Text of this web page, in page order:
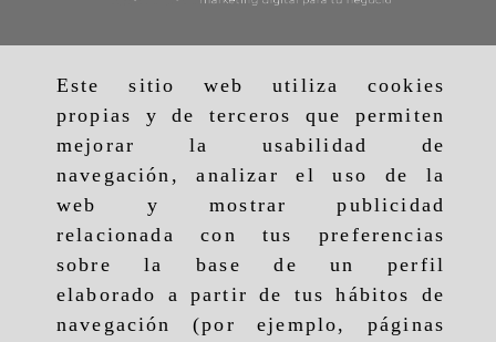
Este sitio web utiliza cookies
propias y de terceros que permiten
mejorar la usabilidad de
navegación, analizar el uso de la
web y mostrar publicidad
relacionada con tus preferencias
sobre la base de un perfil
elaborado a partir de tus hábitos de
navegación (por ejemplo, páginas